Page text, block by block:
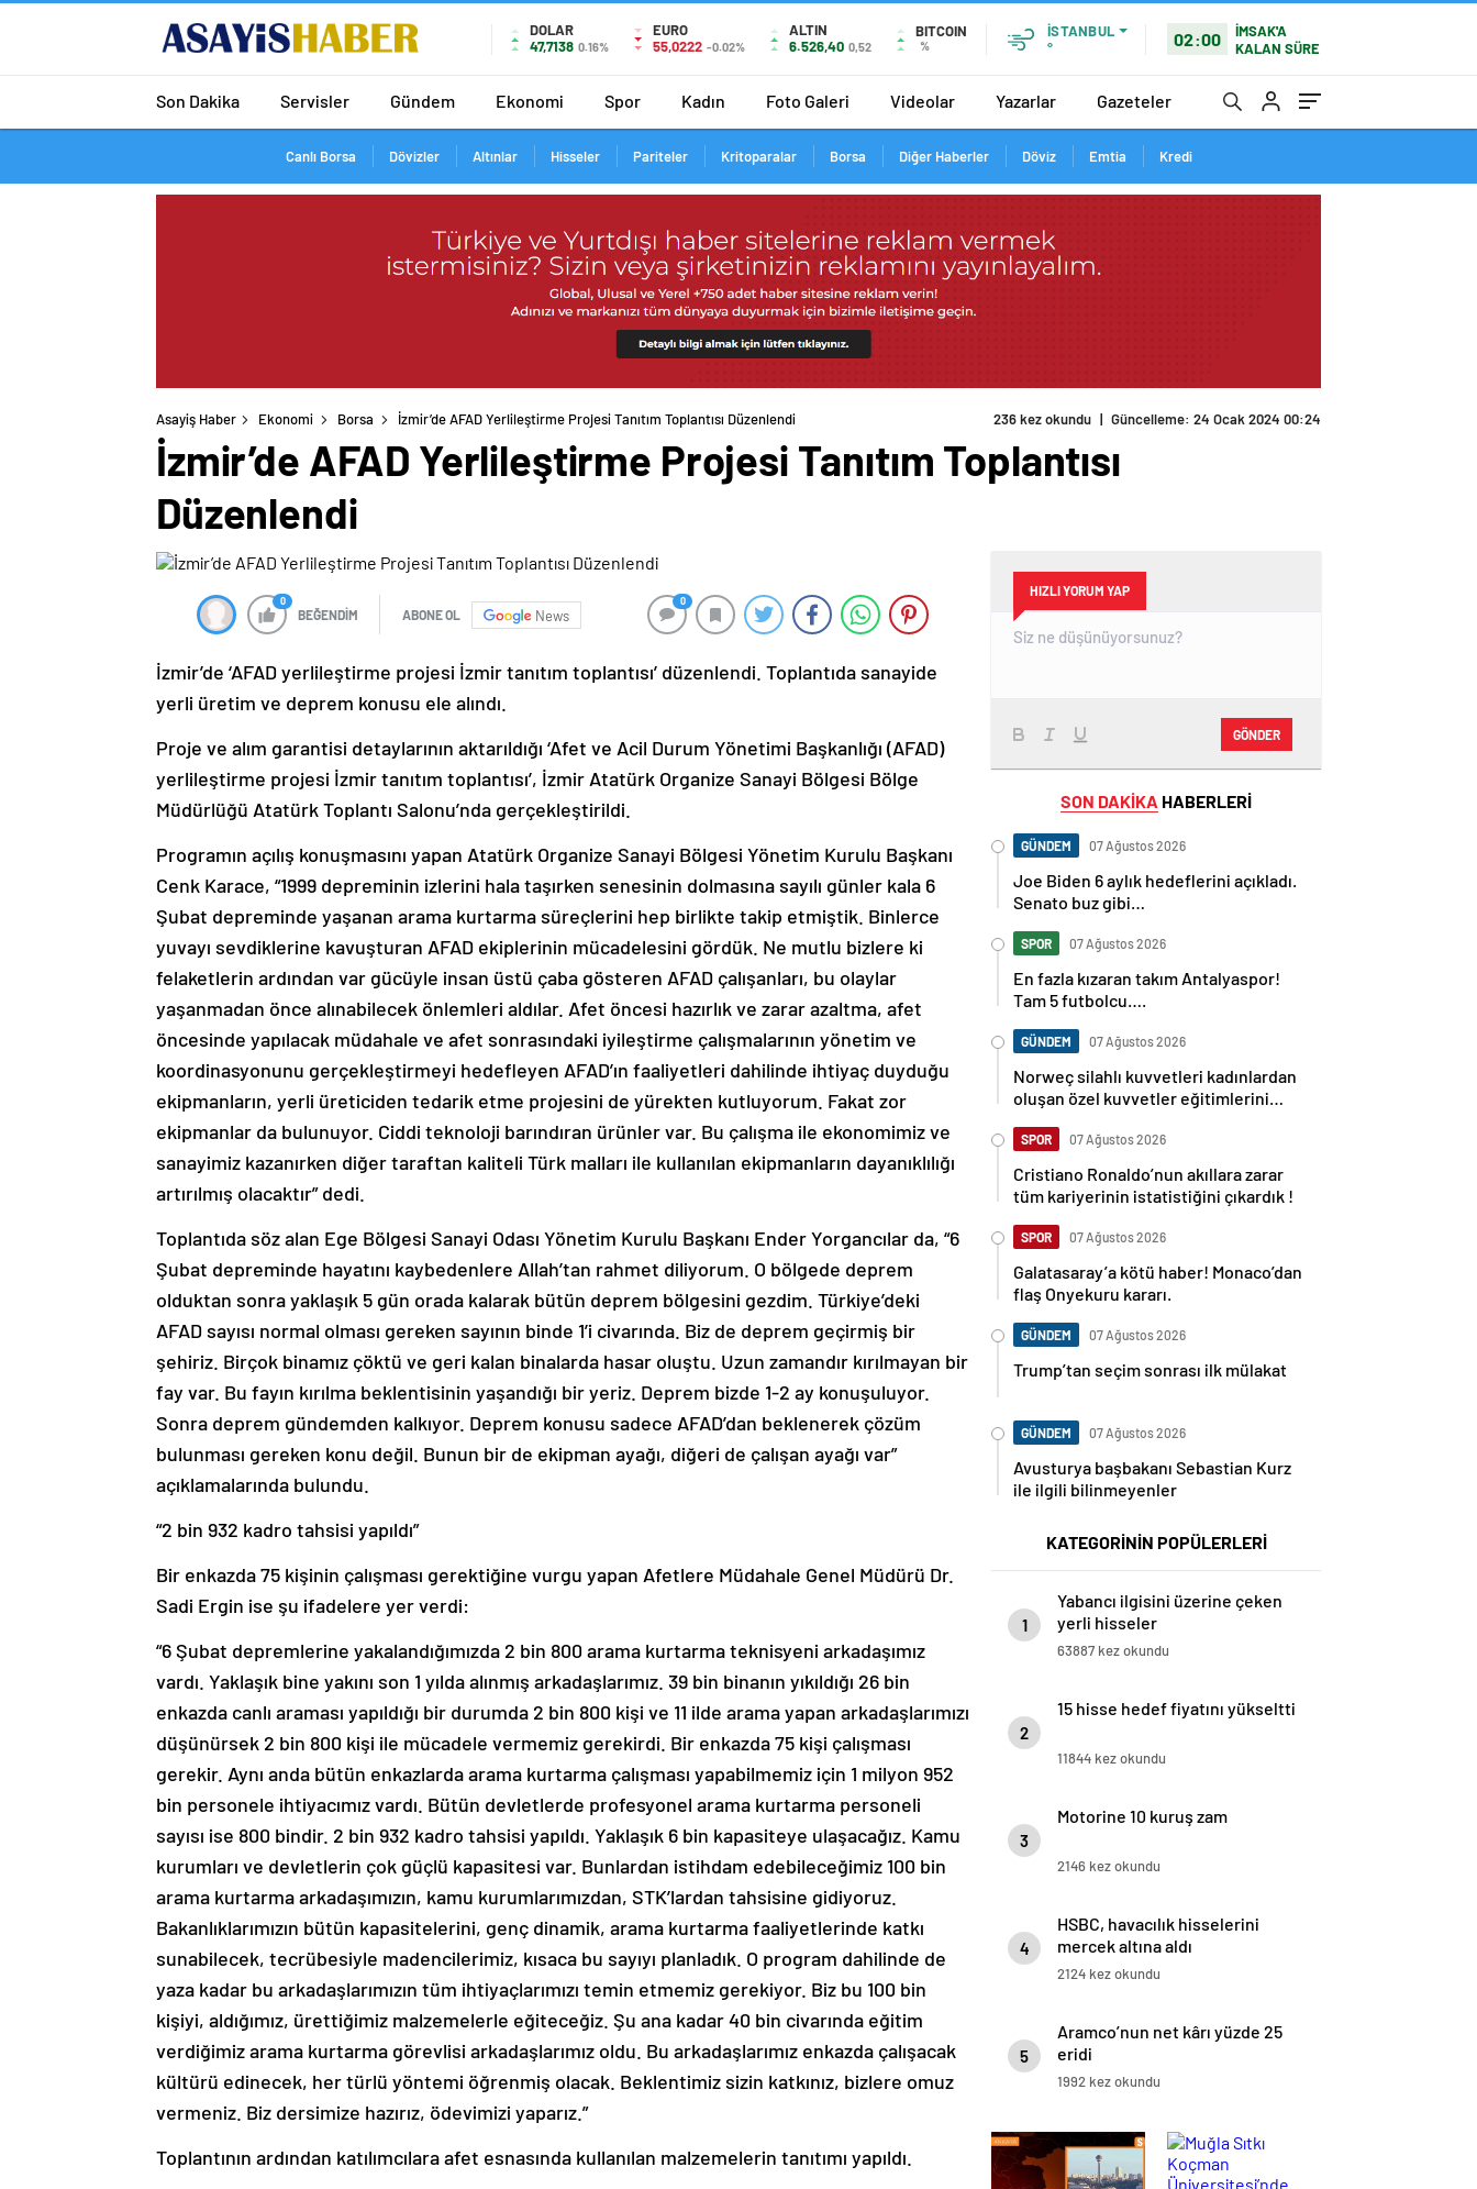
DOLAR
47,7138 0.16%
EURO
55,0222 -0.02%
ALTIN
6.526,40 0,52
BITCOIN
%
İSTANBUL
°
02:00
İMSAK'A
KALAN SÜRE
Son Dakika Servisler Gündem Ekonomi Spor Kadın Foto Galeri Videolar Yazarlar Gazeteler
Canlı Borsa Dövizler Altınlar Hisseler Pariteler Kritoparalar Borsa Diğer Haberler Döviz Emtia Kredi
Asayiş Haber Ekonomi Borsa İzmir’de AFAD Yerlileştirme Projesi Tanıtım Toplantısı Düzenlendi 236 kez okundu | Güncelleme: 24 Ocak 2024 00:24
İzmir’de AFAD Yerlileştirme Projesi Tanıtım Toplantısı
Düzenlendi
0
BEĞENDİM ABONE OL News
0
İzmir’de ‘AFAD yerlileştirme projesi İzmir tanıtım toplantısı’ düzenlendi. Toplantıda sanayide
yerli üretim ve deprem konusu ele alındı.
Proje ve alım garantisi detaylarının aktarıldığı ‘Afet ve Acil Durum Yönetimi Başkanlığı (AFAD)
yerlileştirme projesi İzmir tanıtım toplantısı’, İzmir Atatürk Organize Sanayi Bölgesi Bölge
Müdürlüğü Atatürk Toplantı Salonu’nda gerçekleştirildi.
Programın açılış konuşmasını yapan Atatürk Organize Sanayi Bölgesi Yönetim Kurulu Başkanı
Cenk Karace, “1999 depreminin izlerini hala taşırken senesinin dolmasına sayılı günler kala 6
Şubat depreminde yaşanan arama kurtarma süreçlerini hep birlikte takip etmiştik. Binlerce
yuvayı sevdiklerine kavuşturan AFAD ekiplerinin mücadelesini gördük. Ne mutlu bizlere ki
felaketlerin ardından var gücüyle insan üstü çaba gösteren AFAD çalışanları, bu olaylar
yaşanmadan önce alınabilecek önlemleri aldılar. Afet öncesi hazırlık ve zarar azaltma, afet
öncesinde yapılacak müdahale ve afet sonrasındaki iyileştirme çalışmalarının yönetim ve
koordinasyonunu gerçekleştirmeyi hedefleyen AFAD’ın faaliyetleri dahilinde ihtiyaç duyduğu
ekipmanların, yerli üreticiden tedarik etme projesini de yürekten kutluyorum. Fakat zor
ekipmanlar da bulunuyor. Ciddi teknoloji barındıran ürünler var. Bu çalışma ile ekonomimiz ve
sanayimiz kazanırken diğer taraftan kaliteli Türk malları ile kullanılan ekipmanların dayanıklılığı
artırılmış olacaktır” dedi.
Toplantıda söz alan Ege Bölgesi Sanayi Odası Yönetim Kurulu Başkanı Ender Yorgancılar da, “6
Şubat depreminde hayatını kaybedenlere Allah’tan rahmet diliyorum. O bölgede deprem
olduktan sonra yaklaşık 5 gün orada kalarak bütün deprem bölgesini gezdim. Türkiye’deki
AFAD sayısı normal olması gereken sayının binde 1’i civarında. Biz de deprem geçirmiş bir
şehiriz. Birçok binamız çöktü ve geri kalan binalarda hasar oluştu. Uzun zamandır kırılmayan bir
fay var. Bu fayın kırılma beklentisinin yaşandığı bir yeriz. Deprem bizde 1-2 ay konuşuluyor.
Sonra deprem gündemden kalkıyor. Deprem konusu sadece AFAD’dan beklenerek çözüm
bulunması gereken konu değil. Bunun bir de ekipman ayağı, diğeri de çalışan ayağı var”
açıklamalarında bulundu.
“2 bin 932 kadro tahsisi yapıldı”
Bir enkazda 75 kişinin çalışması gerektiğine vurgu yapan Afetlere Müdahale Genel Müdürü Dr.
Sadi Ergin ise şu ifadelere yer verdi:
“6 Şubat depremlerine yakalandığımızda 2 bin 800 arama kurtarma teknisyeni arkadaşımız
vardı. Yaklaşık bine yakını son 1 yılda alınmış arkadaşlarımız. 39 bin binanın yıkıldığı 26 bin
enkazda canlı araması yapıldığı bir durumda 2 bin 800 kişi ve 11 ilde arama yapan arkadaşlarımızı
düşünürsek 2 bin 800 kişi ile mücadele vermemiz gerekirdi. Bir enkazda 75 kişi çalışması
gerekir. Aynı anda bütün enkazlarda arama kurtarma çalışması yapabilmemiz için 1 milyon 952
bin personele ihtiyacımız vardı. Bütün devletlerde profesyonel arama kurtarma personeli
sayısı ise 800 bindir. 2 bin 932 kadro tahsisi yapıldı. Yaklaşık 6 bin kapasiteye ulaşacağız. Kamu
kurumları ve devletlerin çok güçlü kapasitesi var. Bunlardan istihdam edebileceğimiz 100 bin
arama kurtarma arkadaşımızın, kamu kurumlarımızdan, STK’lardan tahsisine gidiyoruz.
Bakanlıklarımızın bütün kapasitelerini, genç dinamik, arama kurtarma faaliyetlerinde katkı
sunabilecek, tecrübesiyle madencilerimiz, kısaca bu sayıyı planladık. O program dahilinde de
yaza kadar bu arkadaşlarımızın tüm ihtiyaçlarımızı temin etmemiz gerekiyor. Biz bu 100 bin
kişiyi, aldığımız, ürettiğimiz malzemelerle eğiteceğiz. Şu ana kadar 40 bin civarında eğitim
verdiğimiz arama kurtarma görevlisi arkadaşlarımız oldu. Bu arkadaşlarımız enkazda çalışacak
kültürü edinecek, her türlü yöntemi öğrenmiş olacak. Beklentimiz sizin katkınız, bizlere omuz
vermeniz. Biz dersimize hazırız, ödevimizi yaparız.”
Toplantının ardından katılımcılara afet esnasında kullanılan malzemelerin tanıtımı yapıldı.
HIZLI YORUM YAP
GÖNDER
SON DAKİKA HABERLERİ
GÜNDEM 07 Ağustos 2026
Joe Biden 6 aylık hedeflerini açıkladı.
Senato buz gibi…
SPOR 07 Ağustos 2026
En fazla kızaran takım Antalyaspor!
Tam 5 futbolcu….
GÜNDEM 07 Ağustos 2026
Norweç silahlı kuvvetleri kadınlardan
oluşan özel kuvvetler eğitimlerini
SPOR 07 Ağustos 2026
Cristiano Ronaldo’nun akıllara zarar
tüm kariyerinin istatistiğini çıkardık !
SPOR 07 Ağustos 2026
Galatasaray’a kötü haber! Monaco’dan
flaş Onyekuru kararı.
GÜNDEM 07 Ağustos 2026
Trump’tan seçim sonrası ilk mülakat
GÜNDEM 07 Ağustos 2026
Avusturya başbakanı Sebastian Kurz
ile ilgili bilinmeyenler
KATEGORİNİN POPÜLERLERİ
1
Yabancı ilgisini üzerine çeken
yerli hisseler
63887 kez okundu
2
15 hisse hedef fiyatını yükseltti
11844 kez okundu
3
Motorine 10 kuruş zam
2146 kez okundu
4
HSBC, havacılık hisselerini
mercek altına aldı
2124 kez okundu
5
Aramco’nun net kârı yüzde 25
eridi
1992 kez okundu